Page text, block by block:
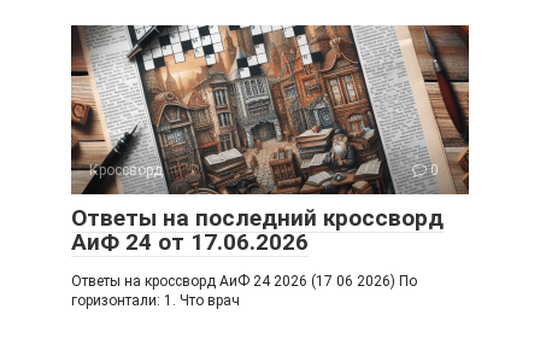
Кроссворд 0
Ответы на последний кроссворд
АиФ 24 от 17.06.2026
Ответы на кроссворд АиФ 24 2026 (17 06 2026) По
горизонтали: 1. Что врач